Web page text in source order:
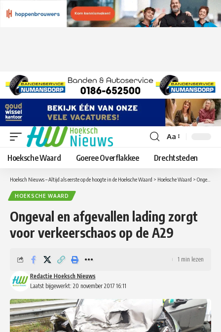
Lettergrootte
aanpassen
Aa
Hoeksche Waard Goeree Overflakkee Drechtsteden
Hoeksch Nieuws – Altijd als eerste op de hoogte in de Hoeksche Waard > Hoeksche Waard > Ongeval en afgevallen lading zorgt voor verkeerschaos op de A29
HOEKSCHE WAARD
Ongeval en afgevallen lading zorgt
voor verkeerschaos op de A29
Laatst bijgewerkt: 20 november 2017 16:11
Redactie Hoeksch Nieuws
1 min lezen